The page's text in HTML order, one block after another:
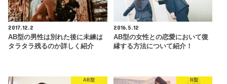
2017.12.2
AB型の男性は別れた後に未練は
タラタラ残るのか詳しく紹介
2016.5.12
AB型の女性との恋愛において復
縁する方法について紹介！
AB型 B型